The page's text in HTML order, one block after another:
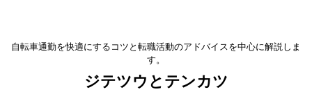
自転車通勤を快適にするコツと転職活動のアドバイスを中心に解説しま
す。
ジテツウとテンカツ